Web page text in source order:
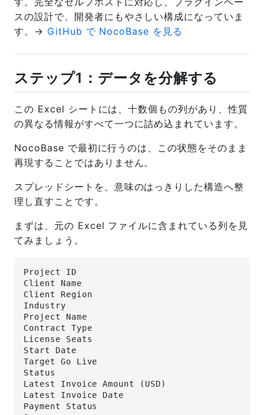
スの設計で、開発者にもやさしい構成になっていま
す。→ GitHub で NocoBase を見る
ステップ1：データを分解する
この Excel シートには、十数個もの列があり、性質
の異なる情報がすべて一つに詰め込まれています。
NocoBase で最初に行うのは、この状態をそのまま
再現することではありません。
スプレッドシートを、意味のはっきりした構造へ整
理し直すことです。
まずは、元の Excel ファイルに含まれている列を見
てみましょう。
Project ID
Client Name
Client Region
Industry
Project Name
Contract Type
License Seats
Start Date
Target Go Live
Status
Latest Invoice Amount (USD)
Latest Invoice Date
Payment Status